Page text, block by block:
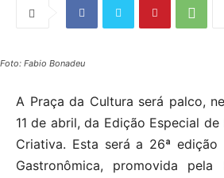
Foto: Fabio Bonadeu
A Praça da Cultura será palco,
11 de abril, da Edição Especial de
Criativa. Esta será a 26ª
Gastronômica, promovida